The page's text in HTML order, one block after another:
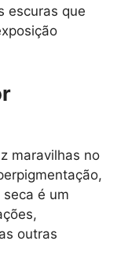
escuras que
maravilhas no
é um
outras